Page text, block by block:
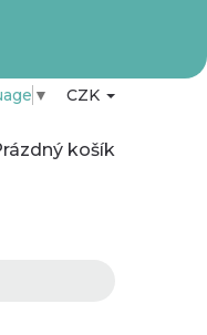
▼ CZK
košík